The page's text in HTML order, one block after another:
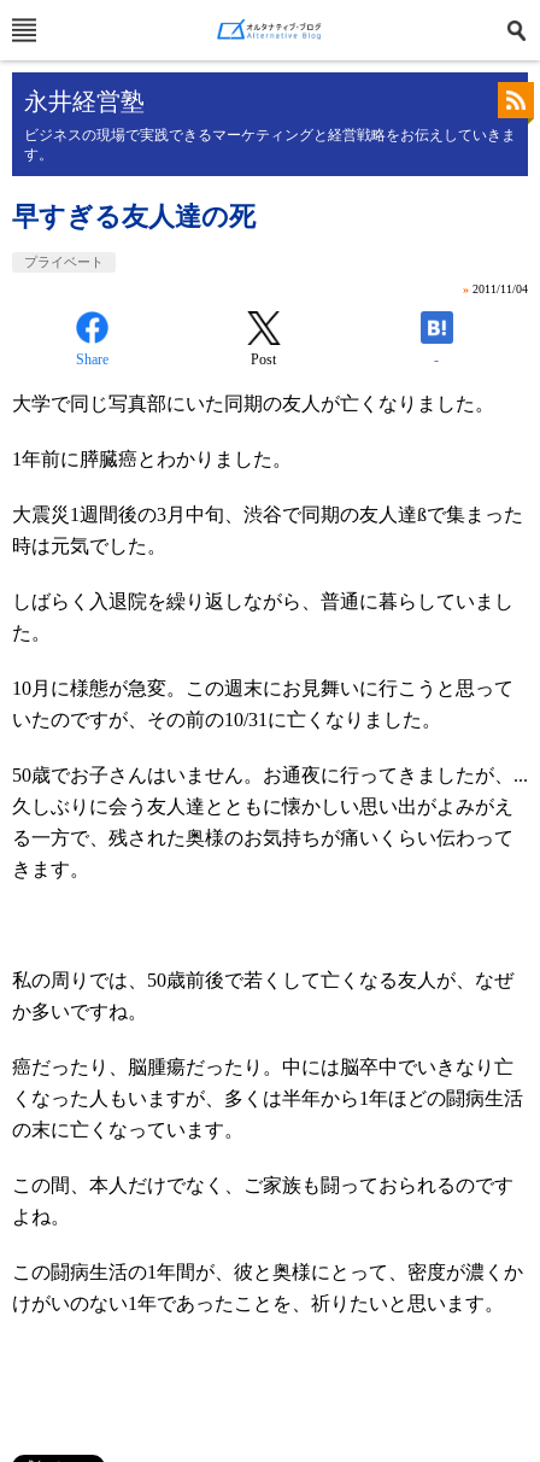
永井経営塾
ビジネスの現場で実践できるマーケティングと経営戦略をお伝えしていきま
す。
早すぎる友人達の死
プライベート
» 2011/11/04
Share Post -
大学で同じ写真部にいた同期の友人が亡くなりました。
1年前に膵臓癌とわかりました。
大震災1週間後の3月中旬、渋谷で同期の友人達ßで集まった
時は元気でした。
しばらく入退院を繰り返しながら、普通に暮らしていまし
た。
10月に様態が急変。この週末にお見舞いに行こうと思って
いたのですが、その前の10/31に亡くなりました。
50歳でお子さんはいません。お通夜に行ってきましたが、...
久しぶりに会う友人達とともに懐かしい思い出がよみがえ
る一方で、残された奥様のお気持ちが痛いくらい伝わって
きます。
私の周りでは、50歳前後で若くして亡くなる友人が、なぜ
か多いですね。
癌だったり、脳腫瘍だったり。中には脳卒中でいきなり亡
くなった人もいますが、多くは半年から1年ほどの闘病生活
の末に亡くなっています。
この間、本人だけでなく、ご家族も闘っておられるのです
よね。
この闘病生活の1年間が、彼と奥様にとって、密度が濃くか
けがいのない1年であったことを、祈りたいと思います。